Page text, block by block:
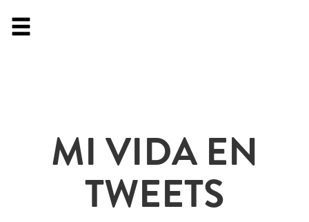
MI VIDA EN
TWEETS